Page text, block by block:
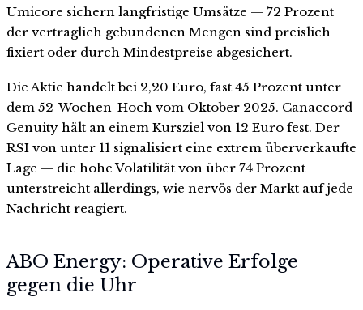
Umicore sichern langfristige Umsätze — 72 Prozent
der vertraglich gebundenen Mengen sind preislich
fixiert oder durch Mindestpreise abgesichert.
Die Aktie handelt bei 2,20 Euro, fast 45 Prozent unter
dem 52-Wochen-Hoch vom Oktober 2025. Canaccord
Genuity hält an einem Kursziel von 12 Euro fest. Der
RSI von unter 11 signalisiert eine extrem überverkaufte
Lage — die hohe Volatilität von über 74 Prozent
unterstreicht allerdings, wie nervös der Markt auf jede
Nachricht reagiert.
ABO Energy: Operative Erfolge
gegen die Uhr